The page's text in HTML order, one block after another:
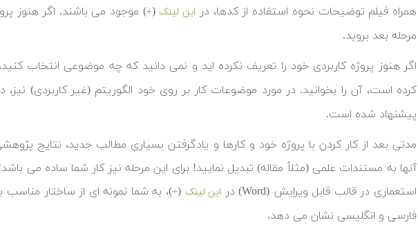
همراه فیلم توضیحات نحوه استفاده از کدها، در این لینک (
+) موجود می باشند. اگر هنوز
مرحله بعد بروید.
اگر هنوز پروژه کاربردی خود را تعریف نکرده اید و نمی دانید که چه موضوعی انتخاب کنید،
کرده است، آن را بخوانید. در مورد موضوعات کار بر روی خود الگوریتم (غیر کاربردی) نیز،
پیشنهاد شده است.
مدتی بعد از کار کردن با پروژه خود و کارها و یادگرفتن بسیاری مطالب جدید، نتایج
آنها به مستندات علمی (مثلاً مقاله) تبدیل نمایید! برای این مرحله نیز کار شما ساده می
استعماری در قالب قابل ویرایش (Word) در
این لینک (
+)، به شما نمونه ای از ساختار مناسب
فارسی و انگلیسی نشان می دهد.